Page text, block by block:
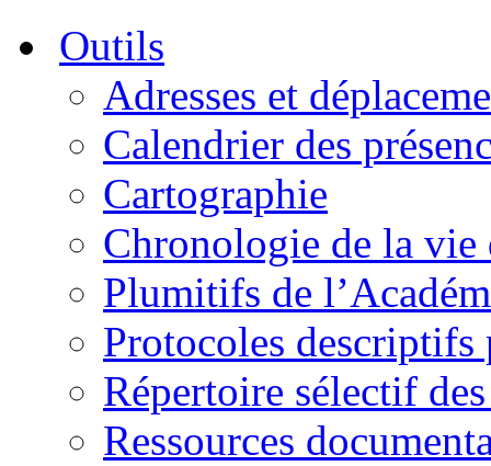
Outils
Adresses et
Calendrier des
Cartographie
Chronologie de la vie
Plumitifs de
Protocoles descriptifs
Répertoire sélectif
Ressources